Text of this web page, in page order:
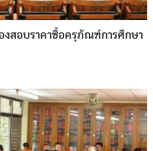
งสอบราคาซื้อครุภัณฑ์การศึกษา